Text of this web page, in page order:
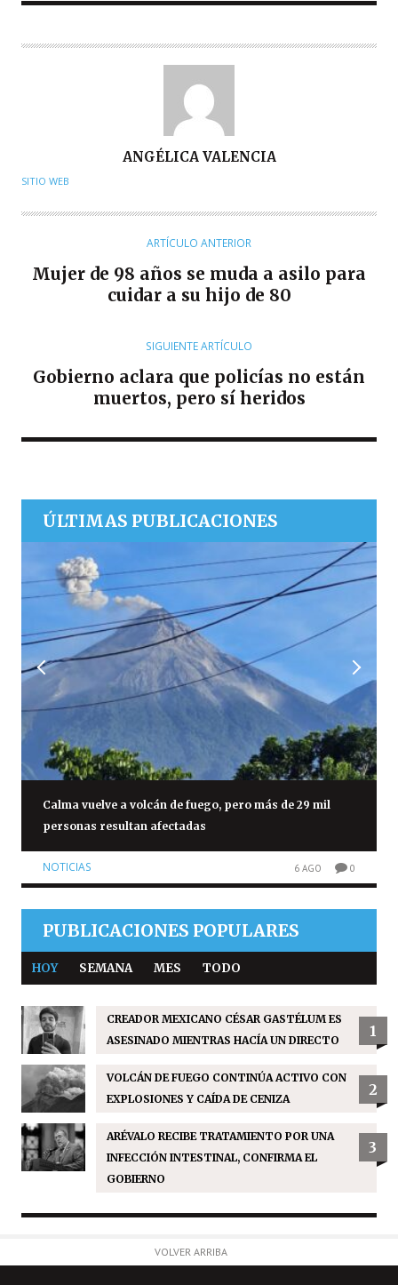
U
O
ANGÉLICA VALENCIA
SITIO WEB
ARTÍCULO ANTERIOR
Mujer de 98 años se muda a asilo para
cuidar a su hijo de 80
SIGUIENTE ARTÍCULO
Gobierno aclara que policías no están
muertos, pero sí heridos
ÚLTIMAS PUBLICACIONES
Calma vuelve a volcán de fuego, pero más de 29 mil
personas resultan afectadas
NOTICIAS 6 AGO 0
PUBLICACIONES POPULARES
HOY SEMANA MES TODO
CREADOR MEXICANO CÉSAR GASTÉLUM ES
ASESINADO MIENTRAS HACÍA UN DIRECTO
1
VOLCÁN DE FUEGO CONTINÚA ACTIVO CON
EXPLOSIONES Y CAÍDA DE CENIZA
2
ARÉVALO RECIBE TRATAMIENTO POR UNA
INFECCIÓN INTESTINAL, CONFIRMA EL
GOBIERNO
3
VOLVER ARRIBA